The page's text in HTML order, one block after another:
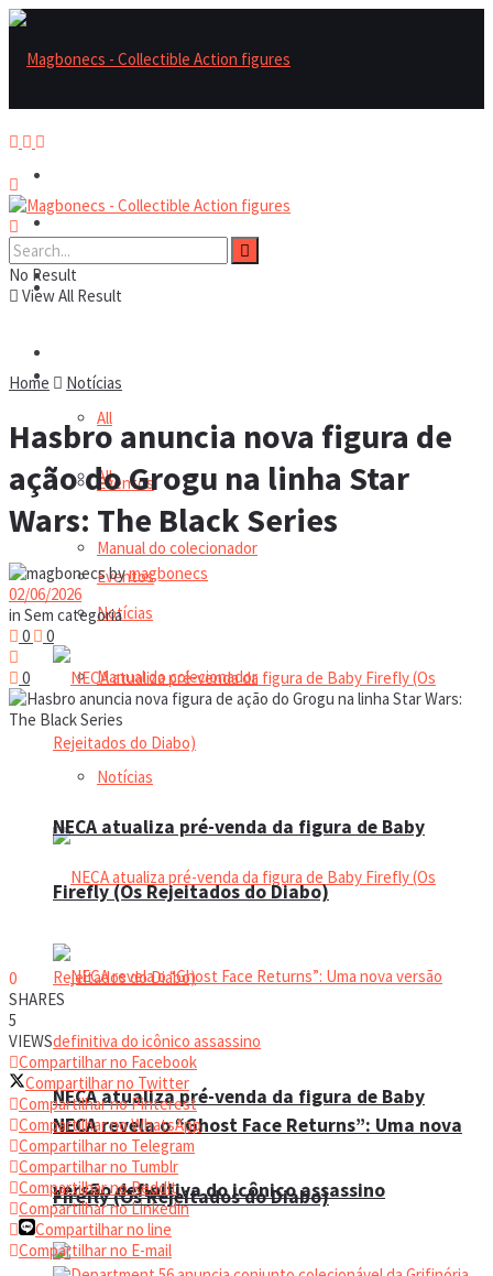
Reviews
Notícias
All
Eventos
Manual do colecionador
Notícias
NECA atualiza pré-venda da figura de Baby
Firefly (Os Rejeitados do Diabo)
Reviews
All
Eventos
Manual do colecionador
Notícias
NECA atualiza pré-venda da figura de Baby
Firefly (Os Rejeitados do Diabo)
NECA revela o “Ghost Face Returns”: Uma nova
versão definitiva do icônico assassino
No Result
View All Result
Home Notícias
Hasbro anuncia nova figura de
ação do Grogu na linha Star
Wars: The Black Series
bymagbonecs
02/06/2026
in Sem categoria
0
0
0
0
SHARES
5
VIEWS
Compartilhar no Facebook
Compartilhar no Twitter
Compartilhar no Pinterest
Compartilhar no WhatsApp
Compartilhar no Telegram
Compartilhar no Tumblr
Compartilhar no Reddit
Compartilhar no Linkedin
Compartilhar no line
Compartilhar no E-mail